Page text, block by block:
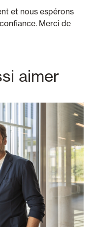
et nous espérons
Merci de
aimer